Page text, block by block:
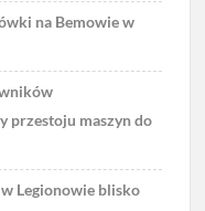
na Bemowie w
przestoju maszyn do
Legionowie blisko